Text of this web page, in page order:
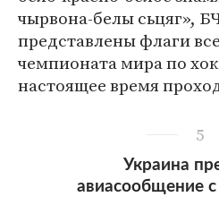
чырвона-белы сьцяг»,
представлены флаги
чемпионата мира по
настоящее время
5
Украина
авиасообщение